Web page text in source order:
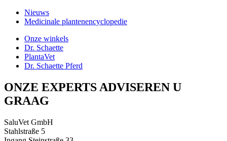
Nieuws
Medicinale plantenencyclopedie
Onze winkels
Dr. Schaette
PlantaVet
Dr. Schaette Pferd
ONZE EXPERTS ADVISEREN U
GRAAG
SaluVet GmbH
Stahlstraße 5